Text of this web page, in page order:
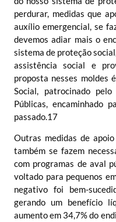
perdurar, medidas que
auxílio emergencial, se
devemos adiar mais o
sistema de proteção
assistência social e
proposta nesses moldes
Social, patrocinado
Públicas, encaminhado
passado.17
Outras medidas de
também se fazem
com programas de aval
voltado para pequenos
negativo foi bem-
gerando um benefício
aumento em 34,7% do